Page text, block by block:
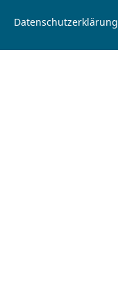
Datenschutzerklärung